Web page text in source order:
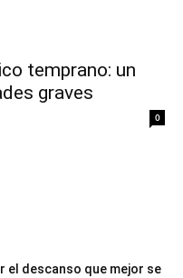
temprano: un
graves
0
el descanso que mejor se